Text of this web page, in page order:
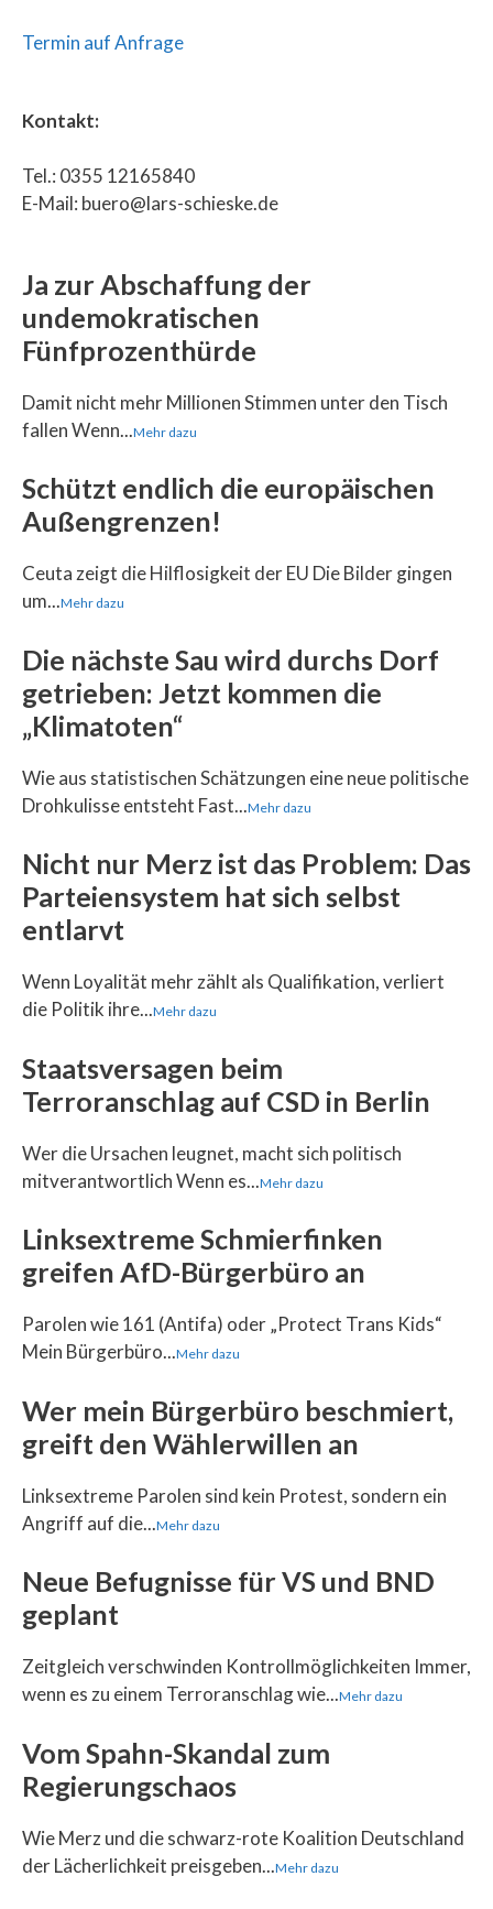
Termin auf Anfrage
Kontakt:
Tel.: 0355 12165840
E-Mail: buero@lars-schieske.de
Ja zur Abschaffung der
undemokratischen
Fünfprozenthürde
Damit nicht mehr Millionen Stimmen unter den Tisch
fallen Wenn...Mehr dazu
Schützt endlich die europäischen
Außengrenzen!
Ceuta zeigt die Hilflosigkeit der EU Die Bilder gingen
um...Mehr dazu
Die nächste Sau wird durchs Dorf
getrieben: Jetzt kommen die
„Klimatoten“
Wie aus statistischen Schätzungen eine neue politische
Drohkulisse entsteht Fast...Mehr dazu
Nicht nur Merz ist das Problem: Das
Parteiensystem hat sich selbst
entlarvt
Wenn Loyalität mehr zählt als Qualifikation, verliert
die Politik ihre...Mehr dazu
Staatsversagen beim
Terroranschlag auf CSD in Berlin
Wer die Ursachen leugnet, macht sich politisch
mitverantwortlich Wenn es...Mehr dazu
Linksextreme Schmierfinken
greifen AfD-Bürgerbüro an
Parolen wie 161 (Antifa) oder „Protect Trans Kids“
Mein Bürgerbüro...Mehr dazu
Wer mein Bürgerbüro beschmiert,
greift den Wählerwillen an
Linksextreme Parolen sind kein Protest, sondern ein
Angriff auf die...Mehr dazu
Neue Befugnisse für VS und BND
geplant
Zeitgleich verschwinden Kontrollmöglichkeiten Immer,
wenn es zu einem Terroranschlag wie...Mehr dazu
Vom Spahn-Skandal zum
Regierungschaos
Wie Merz und die schwarz-rote Koalition Deutschland
der Lächerlichkeit preisgeben...Mehr dazu